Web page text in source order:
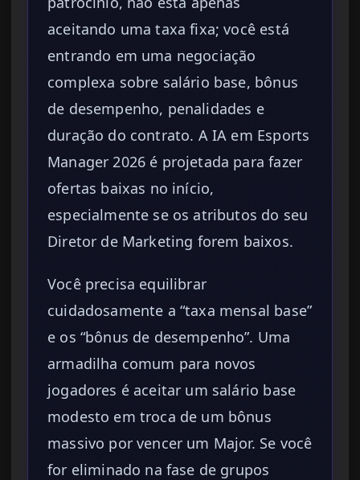
aceitando uma taxa fixa; você está
entrando em uma negociação
complexa sobre salário base, bônus
de desempenho, penalidades e
duração do contrato. A IA em Esports
Manager 2026 é projetada para fazer
ofertas baixas no início,
especialmente se os atributos do seu
Diretor de Marketing forem baixos.
Você precisa equilibrar
cuidadosamente a “taxa mensal base”
e os “bônus de desempenho”. Uma
armadilha comum para novos
jogadores é aceitar um salário base
modesto em troca de um bônus
massivo por vencer um Major. Se você
for eliminado na fase de grupos